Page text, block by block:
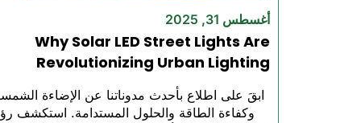
- مصابيح
التشغيل اللاسلكي
- تعمل المصابيح
أغسطس 31, 2025
Why Solar LED Street Lights Are
Revolutionizing Urban Lighting
ابقَ على اطلاع بأحدث مدوناتنا عن الإضاءة
وكفاءة الطاقة والحلول المستدامة. استكشف